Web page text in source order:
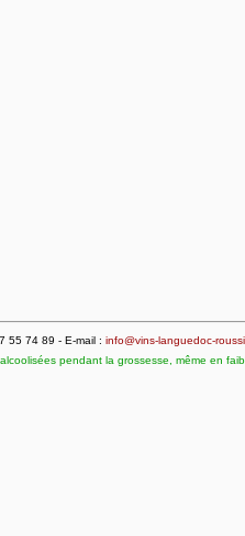
55 74 89 - E-mail : info@vins-languedoc-
pendant la grossesse, même en